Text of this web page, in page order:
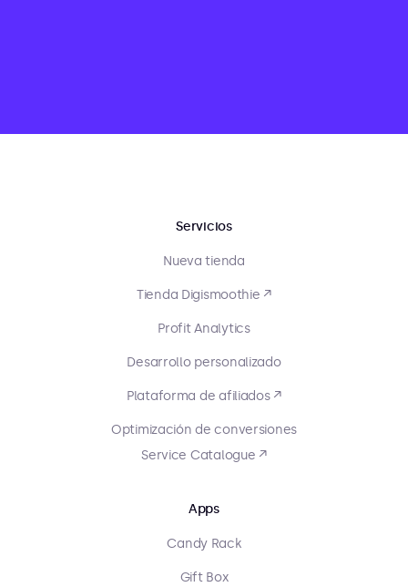
Servicios
Nueva tienda
Tienda Digismoothie ↗
Profit Analytics
Desarrollo personalizado
Plataforma de afiliados ↗
Optimización de conversiones
Service Catalogue ↗
Apps
Candy Rack
Gift Box